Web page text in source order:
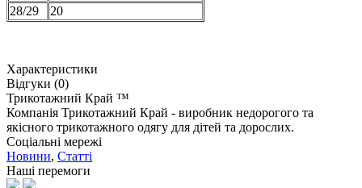
28/29
20
Характеристики
Відгуки (0)
Трикотажний Край ™
Компанія Трикотажний Край - виробник недорогого та
якісного трикотажного одягу для дітей та дорослих.
Соціальні мережі
Новини, Статті
Наші перемоги